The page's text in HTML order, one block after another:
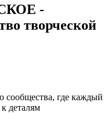
-
творческой
сообщества, где каждый
деталям